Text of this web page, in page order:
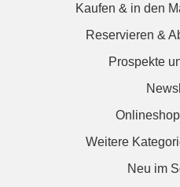
Kaufen & in den
Reservieren &
Prospekte
Weitere
Neu im